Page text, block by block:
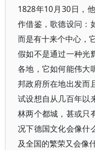
1828年10月30日，
作借鉴，歌德设问：
而是有十来个中心，
假如不是通过一种光
各地，它如何能伟大
邦政府所在地出发而
试设想自从几百年以
林两个都城，甚或只
况下德国文化会像什
及全国的繁荣又会像